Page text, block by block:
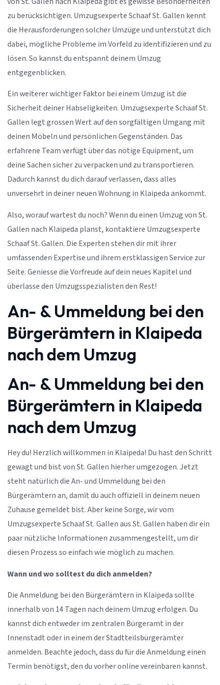
zu berücksichtigen. Umzugsexperte Schaaf St. Gallen kennt
die Herausforderungen solcher Umzüge und unterstützt dich
dabei, mögliche Probleme im Vorfeld zu identifizieren und zu
lösen. So kannst du entspannt deinem Umzug
entgegenblicken.
Ein weiterer wichtiger Faktor bei einem Umzug ist die
Sicherheit deiner Habseligkeiten. Umzugsexperte Schaaf St.
Gallen legt grossen Wert auf den sorgfältigen Umgang mit
deinen Möbeln und persönlichen Gegenständen. Das
erfahrene Team verfügt über das nötige Equipment, um
deine Sachen sicher zu verpacken und zu transportieren.
Dadurch kannst du dich darauf verlassen, dass alles
unversehrt in deiner neuen Wohnung in Klaipeda ankommt.
Also, worauf wartest du noch? Wenn du einen Umzug von St.
Gallen nach Klaipeda planst, kontaktiere Umzugsexperte
Schaaf St. Gallen. Die Experten stehen dir mit ihrer
umfassenden Expertise und ihrem erstklassigen Service zur
Seite. Geniesse die Vorfreude auf dein neues Kapitel und
überlasse den Umzugsspezialisten den Rest!
An- & Ummeldung bei den
Bürgerämtern in Klaipeda
nach dem Umzug
An- & Ummeldung bei den
Bürgerämtern in Klaipeda
nach dem Umzug
Hey du! Herzlich willkommen in Klaipeda! Du hast den Schritt
gewagt und bist von St. Gallen hierher umgezogen. Jetzt
steht natürlich die An- und Ummeldung bei den
Bürgerämtern an, damit du auch offiziell in deinem neuen
Zuhause gemeldet bist. Aber keine Sorge, wir vom
Umzugsexperte Schaaf St. Gallen aus St. Gallen haben dir ein
paar nützliche Informationen zusammengestellt, um dir
diesen Prozess so einfach wie möglich zu machen.
Wann und wo solltest du dich anmelden?
Die Anmeldung bei den Bürgerämtern in Klaipeda sollte
innerhalb von 14 Tagen nach deinem Umzug erfolgen. Du
kannst dich entweder im zentralen Bürgeramt in der
Innenstadt oder in einem der Stadtteilsbürgerämter
anmelden. Beachte jedoch, dass du für die Anmeldung einen
Termin benötigst, den du vorher online vereinbaren kannst.